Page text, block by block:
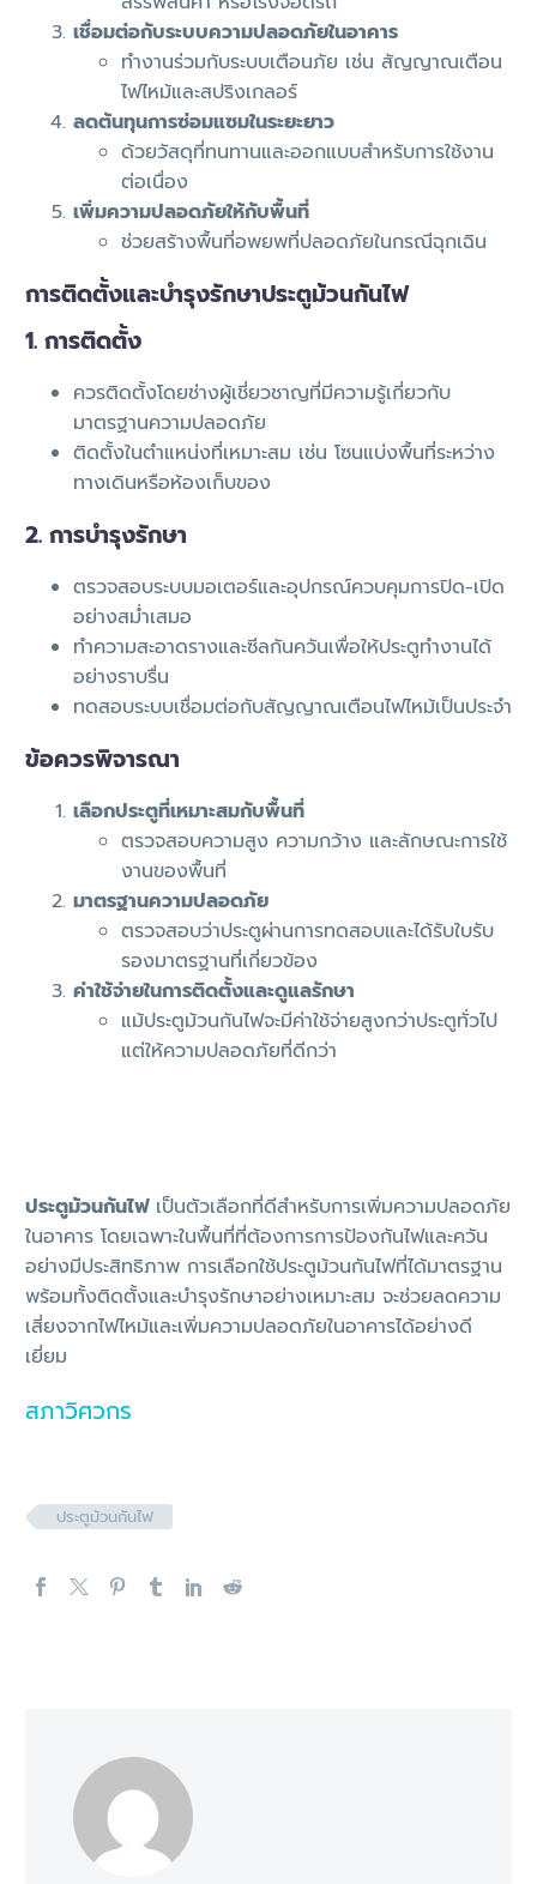
เชื่อมต่อกับระบบความปลอดภัยในอาคาร
ทำงานร่วมกับระบบเตือนภัย เช่น สัญญาณเตือน
ไฟไหม้และสปริงเกลอร์
ลดต้นทุนการซ่อมแซมในระยะยาว
ด้วยวัสดุที่ทนทานและออกแบบสำหรับการใช้งาน
ต่อเนื่อง
เพิ่มความปลอดภัยให้กับพื้นที่
ช่วยสร้างพื้นที่อพยพที่ปลอดภัยในกรณีฉุกเฉิน
การติดตั้งและบำรุงรักษาประตูม้วนกันไฟ
1. การติดตั้ง
ควรติดตั้งโดยช่างผู้เชี่ยวชาญที่มีความรู้เกี่ยวกับ
มาตรฐานความปลอดภัย
ติดตั้งในตำแหน่งที่เหมาะสม เช่น โซนแบ่งพื้นที่ระหว่าง
ทางเดินหรือห้องเก็บของ
2. การบำรุงรักษา
ตรวจสอบระบบมอเตอร์และอุปกรณ์ควบคุมการปิด-เปิด
อย่างสม่ำเสมอ
ทำความสะอาดรางและซีลกันควันเพื่อให้ประตูทำงานได้
อย่างราบรื่น
ทดสอบระบบเชื่อมต่อกับสัญญาณเตือนไฟไหม้เป็นประจำ
ข้อควรพิจารณา
เลือกประตูที่เหมาะสมกับพื้นที่
ตรวจสอบความสูง ความกว้าง และลักษณะการใช้
งานของพื้นที่
มาตรฐานความปลอดภัย
ตรวจสอบว่าประตูผ่านการทดสอบและได้รับใบรับ
รองมาตรฐานที่เกี่ยวข้อง
ค่าใช้จ่ายในการติดตั้งและดูแลรักษา
แม้ประตูม้วนกันไฟจะมีค่าใช้จ่ายสูงกว่าประตูทั่วไป
แต่ให้ความปลอดภัยที่ดีกว่า
ประตูม้วนกันไฟเป็นตัวเลือกที่ดีสำหรับการเพิ่มความปลอดภัย
ในอาคาร โดยเฉพาะในพื้นที่ที่ต้องการการป้องกันไฟและควัน
อย่างมีประสิทธิภาพ การเลือกใช้ประตูม้วนกันไฟที่ได้มาตรฐาน
พร้อมทั้งติดตั้งและบำรุงรักษาอย่างเหมาะสม จะช่วยลดความ
เสี่ยงจากไฟไหม้และเพิ่มความปลอดภัยในอาคารได้อย่างดี
เยี่ยม
สภาวิศวกร
ประตูม้วนกันไฟ